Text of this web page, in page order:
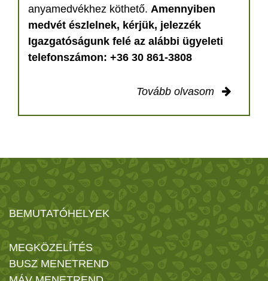
anyamedvékhez köthető. Amennyiben
medvét észlelnek, kérjük, jelezzék
Igazgatóságunk felé az alábbi ügyeleti
telefonszámon: +36 30 861-3808
Tovább olvasom
BEMUTATÓHELYEK
MEGKÖZELÍTÉS
BUSZ MENETREND